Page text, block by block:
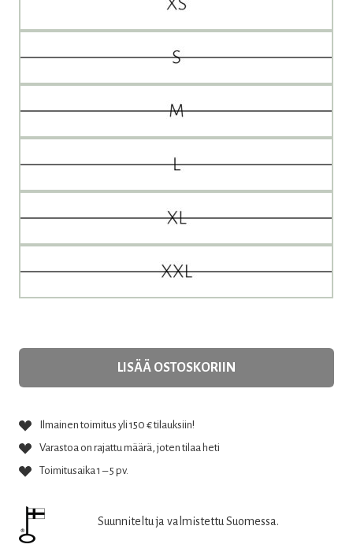
LISÄÄ OSTOSKORIIN
Ilmainen toimitus yli 150 € tilauksiin!
Varastoa on rajattu määrä, joten tilaa heti
Toimitusaika 1 – 5 pv.
Suunniteltu ja valmistettu Suomessa.